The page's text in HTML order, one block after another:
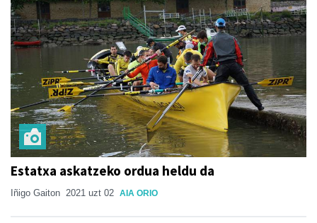
Estatxa askatzeko ordua heldu da
Iñigo Gaiton 2021 uzt 02 AIA ORIO